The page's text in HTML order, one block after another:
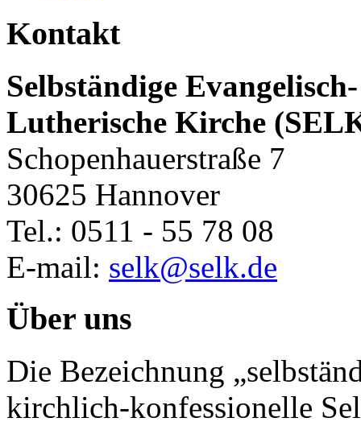
Kontakt
Selbständige Evangelisch-
Lutherische Kirche
Schopenhauerstraße 7
30625 Hannover
Tel.: 0511 - 55 78 08
E-mail: selk@selk.de
Über uns
Die Bezeichnung
kirchlich-konfessionelle